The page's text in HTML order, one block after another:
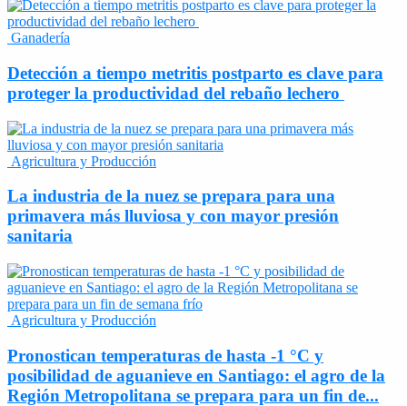
Ganadería
Detección a tiempo metritis postparto es clave para
proteger la productividad del rebaño lechero
Agricultura y Producción
La industria de la nuez se prepara para una
primavera más lluviosa y con mayor presión
sanitaria
Agricultura y Producción
Pronostican temperaturas de hasta -1 °C y
posibilidad de aguanieve en Santiago: el agro de la
Región Metropolitana se prepara para un fin de...